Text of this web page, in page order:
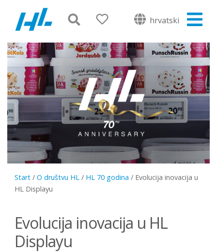
hrvatski
Start / O društvu HL / HL 70 godina / Evolucija inovacija u
HL Displayu
Evolucija inovacija u HL
Displayu